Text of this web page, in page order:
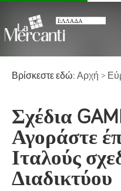
Βρίσκεστε εδώ: Αρχή >
Σχέδια
Αγοράστε
Ιταλούς
Διαδικτύου